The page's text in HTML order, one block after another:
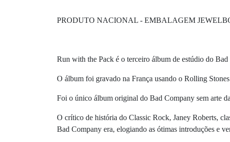
PRODUTO NACIONAL - EMBALAGEM
Run with the Pack é o terceiro álbum de estúdio do
O álbum foi gravado na França usando o Rolling
Foi o único álbum original do Bad Company sem arte
O crítico de história do Classic Rock, Janey Roberts,
Bad Company era, elogiando as ótimas introduções e